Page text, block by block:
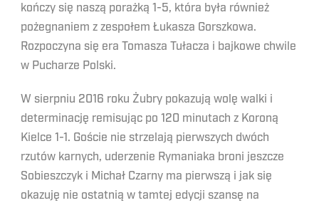
kończy się naszą porażką 1-5, która była również
pożegnaniem z zespołem Łukasza Gorszkowa.
Rozpoczyna się era Tomasza Tułacza i bajkowe chwile
w Pucharze Polski.
W sierpniu 2016 roku Żubry pokazują wolę walki i
determinację remisując po 120 minutach z Koroną
Kielce 1-1. Goście nie strzelają pierwszych dwóch
rzutów karnych, uderzenie Rymaniaka broni jeszcze
Sobieszczyk i Michał Czarny ma pierwszą i jak się
okazuję nie ostatnią w tamtej edycji szansę na